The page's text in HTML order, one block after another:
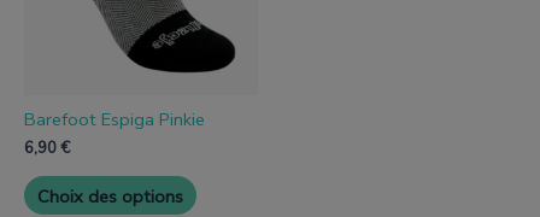
Barefoot Espiga Pinkie
6,90€
Choix des options
peuvent
être
choisies
sur
page